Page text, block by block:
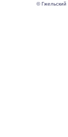
© Гжельский